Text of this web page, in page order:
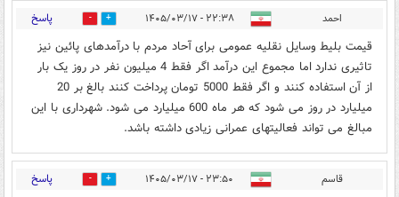
احمد ۲۲:۳۸ - ۱۴۰۵/۰۳/۱۷ 0 پاسخ
قیمت بلیط وسایل نقلیه عمومی برای آحاد مردم با درآمدهای پائین نیز
تاثیری ندارد اما مجموع این درآمد اگر فقط 4 میلیون نفر در روز یک بار
از آن استفاده کنند و اگر فقط 5000 تومان پرداخت کنند بالغ بر 20
میلیارد در روز می شود که هر ماه 600 میلیارد می شود. شهرداری با این
مبالغ می تواند فعالیتهای عمرانی زیادی داشته باشد.
قاسم ۲۳:۵۰ - ۱۴۰۵/۰۳/۱۷ 0 پاسخ